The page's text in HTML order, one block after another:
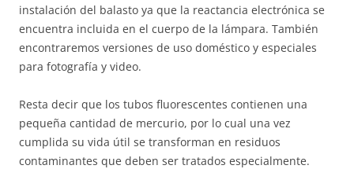
instalación del balasto ya que la reactancia electrónica se
encuentra incluida en el cuerpo de la lámpara. También
encontraremos versiones de uso doméstico y especiales
para fotografía y video.
Resta decir que los tubos fluorescentes contienen una
pequeña cantidad de mercurio, por lo cual una vez
cumplida su vida útil se transforman en residuos
contaminantes que deben ser tratados especialmente.